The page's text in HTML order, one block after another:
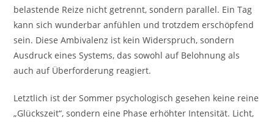
belastende Reize nicht getrennt, sondern parallel. Ein Tag
kann sich wunderbar anfühlen und trotzdem erschöpfend
sein. Diese Ambivalenz ist kein Widerspruch, sondern
Ausdruck eines Systems, das sowohl auf Belohnung als
auch auf Überforderung reagiert.
Letztlich ist der Sommer psychologisch gesehen keine reine
„Glückszeit“, sondern eine Phase erhöhter Intensität. Licht,